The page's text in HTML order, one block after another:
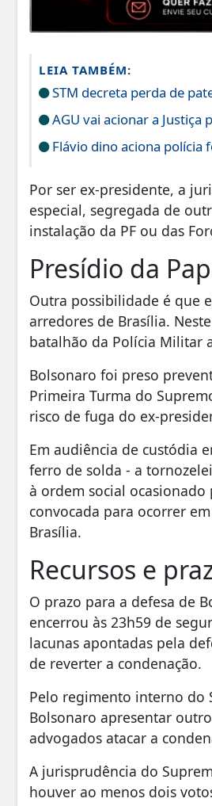
LEIA TAMBÉM:
STM decreta perda de
AGU vai acionar a Justiça
Flávio dino aciona polícia
Por ser ex-presidente, a
especial, segregada de
instalação da PF ou das
Presídio da
Outra possibilidade é que
arredores de Brasília.
batalhão da Polícia Militar
Bolsonaro foi preso
Primeira Turma do
risco de fuga do ex-
Em audiência de custódia
ferro de solda - a
à ordem social
convocada para ocorrer
Brasília.
Recursos e
O prazo para a defesa de
encerrou às 23h59 de
lacunas apontadas pela
de reverter a condenação.
Pelo regimento interno do
Bolsonaro apresentar
advogados atacar a
A jurisprudência do
houver ao menos dois